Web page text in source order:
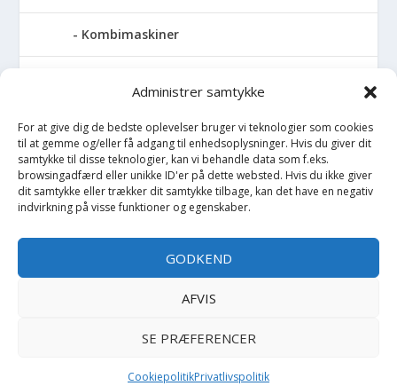
Administrer samtykke
For at give dig de bedste oplevelser bruger vi teknologier som cookies
til at gemme og/eller få adgang til enhedsoplysninger. Hvis du giver dit
samtykke til disse teknologier, kan vi behandle data som f.eks.
browsingadfærd eller unikke ID'er på dette websted. Hvis du ikke giver
dit samtykke eller trækker dit samtykke tilbage, kan det have en negativ
indvirkning på visse funktioner og egenskaber.
GODKEND
AFVIS
SE PRÆFERENCER
CookiepolitikPrivatlivspolitik
Kombimaskiner
Pressemaskiner
Save
Slibemaskiner
Søjlebore- & bænkboremaskiner
Copyright BilligtByg.dk -Cookie politik-Privatlivspolitik